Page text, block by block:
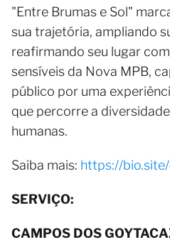
"Entre Brumas e Sol"
sua trajetória, ampliando
reafirmando seu lugar
sensíveis da Nova MPB,
público por uma
que percorre a
humanas.
Saiba mais: https://
SERVIÇO:
CAMPOS DOS